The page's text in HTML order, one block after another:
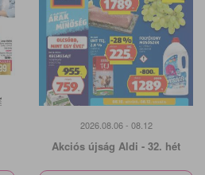
2026.08.06 - 08.12
Akciós újság Aldi - 32. hét